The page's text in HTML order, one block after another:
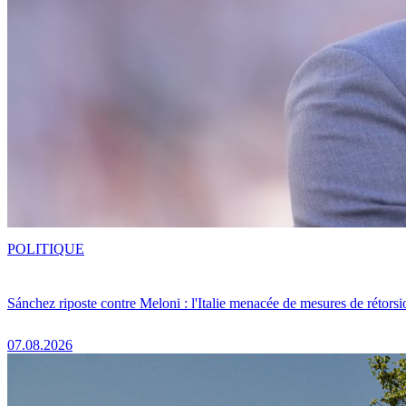
Sánchez riposte contre Meloni : l'Italie menacée de mesures de
07.08.2026
POLITIQUE